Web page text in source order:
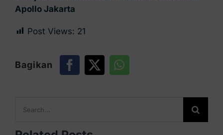
Apollo Jakarta
Post Views: 21
Bagikan
for: